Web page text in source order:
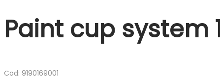
Paint cup system
Cod: 9190169001